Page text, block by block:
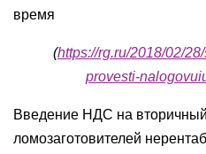
время
(https://rg.ru/2018/02/
provesti-
Введение НДС на
ломозаготовителей